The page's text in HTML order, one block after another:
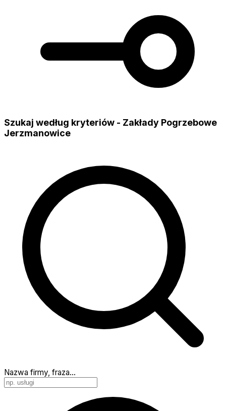
Szukaj według kryteriów - Zakłady Pogrzebowe
Jerzmanowice
Nazwa firmy, fraza…